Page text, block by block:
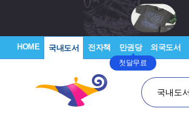
HOME 국내도서 전자책 만권당
첫달무료
외국도서
국내도